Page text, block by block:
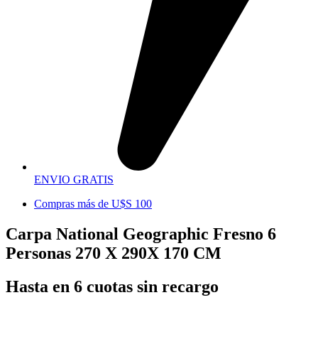
ENVIO GRATIS
Compras más de U$S 100
Carpa National Geographic Fresno 6
Personas 270 X 290X 170 CM
Hasta en 6 cuotas sin recargo